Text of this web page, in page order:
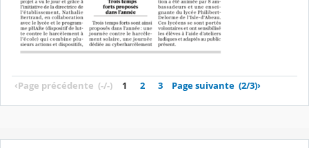
‹Page précédente (-/-) 1 2 3 Page suivante (2/3)›